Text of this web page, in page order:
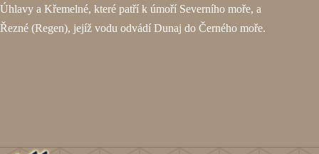
Úhlavy a Křemelné, které patří k úmoří Severního moře, a
Řezné (Regen), jejíž vodu odvádí Dunaj do Černého moře.